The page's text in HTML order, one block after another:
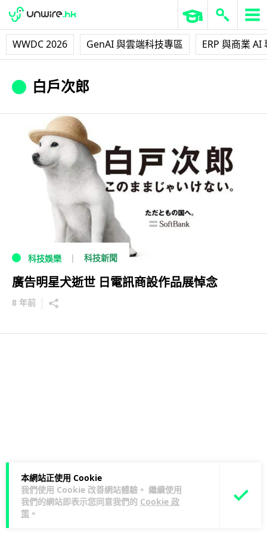
WWDC 2026 GenAI 與雲端科技專區 ERP 與商業 AI
本網站正使用 Cookie
我們使用 Cookie 改善網站體驗。 繼續使用
我們的網站即表示您同意我們的 Cookie 政
策 。
白戶次郎
科技娛樂 科技新聞
廣告明星犬逝世 日電訊商設作品展悼念
8 年前